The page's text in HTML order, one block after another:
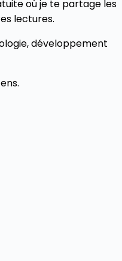
où je te partage les
lectures.
développement